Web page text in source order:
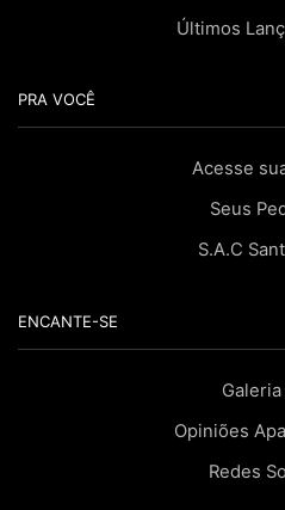
Últimos
PRA VOCÊ
Acesse
Seus
S.A.C
ENCANTE-SE
Opiniões
Redes